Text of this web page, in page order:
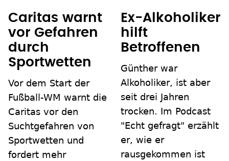
Caritas warnt
vor Gefahren
durch
Sportwetten
Vor dem Start der
Fußball-WM warnt die
Caritas vor den
Suchtgefahren von
Sportwetten und
fordert mehr
Ex-Alkoholiker
hilft
Betroffenen
Günther war
Alkoholiker, ist aber
seit drei Jahren
trocken. Im Podcast
"Echt gefragt" erzählt
er, wie er
rausgekommen ist